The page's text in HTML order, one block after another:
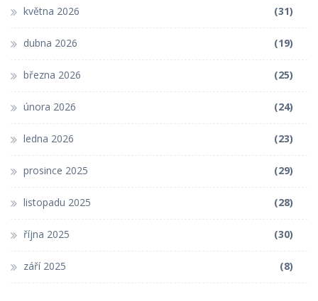
května 2026 (31)
dubna 2026 (19)
března 2026 (25)
února 2026 (24)
ledna 2026 (23)
prosince 2025 (29)
listopadu 2025 (28)
října 2025 (30)
září 2025 (8)